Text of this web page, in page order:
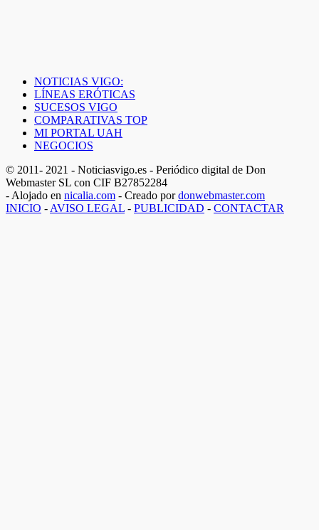
NOTICIAS VIGO:
LÍNEAS ERÓTICAS
SUCESOS VIGO
COMPARATIVAS TOP
MI PORTAL UAH
NEGOCIOS
© 2011- 2021 - Noticiasvigo.es - Periódico digital de Don
Webmaster SL con CIF B27852284
- Alojado en nicalia.com - Creado pordonwebmaster.com
INICIO - AVISO LEGAL - PUBLICIDAD - CONTACTAR